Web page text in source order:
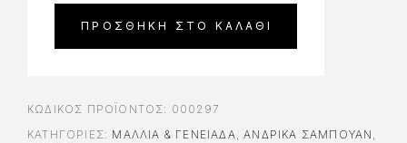
ΠΡΟΣΘΉΚΗ ΣΤΟ ΚΑΛΆΘΙ
ΚΩΔΙΚΌΣ ΠΡΟΪΌΝΤΟΣ: 000297
ΚΑΤΗΓΟΡΊΕΣ: ΜΑΛΛΙΆ & ΓΕΝΕΙΆΔΑ,ΑΝΔΡΙΚΆ ΣΑΜΠΟΥΆΝ ,